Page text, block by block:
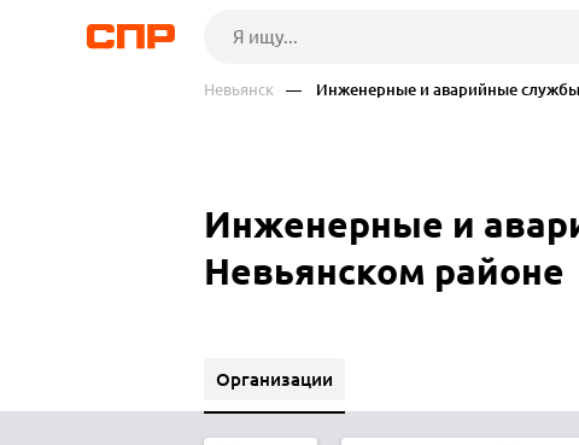
Невьянск — Инженерные и аварийные
Инженерные и
Невьянском районе
Организации